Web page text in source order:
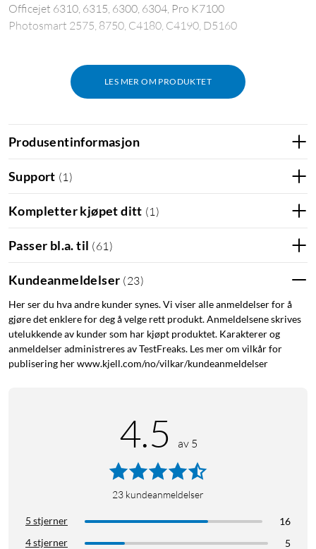
LES MER OM PRODUKTET
Officejet 6310, 6315, 6300, 6304, Pro K7100
Photosmart 2575, 8750, C4180, C4190, D5160
Produsentinformasjon
Support (1 )
Kompletter kjøpet ditt (1 )
Passer bl.a. til (61 )
Kundeanmeldelser (23)
Her ser du hva andre kunder synes. Vi viser alle anmeldelser for å
gjøre det enklere for deg å velge rett produkt. Anmeldelsene skrives
utelukkende av kunder som har kjøpt produktet. Karakterer og
anmeldelser administreres av TestFreaks. Les mer om vilkår for
publisering her www.kjell.com/no/vilkar/kundeanmeldelser
4.5 av 5
23 kundeanmeldelser
5 stjerner
16
4 stjerner
5